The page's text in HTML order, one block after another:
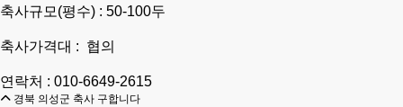
축사규모(평수) : 50-100두
축사가격대 : 협의
연락처 : 010-6649-2615
경북 의성군 축사 구합니다